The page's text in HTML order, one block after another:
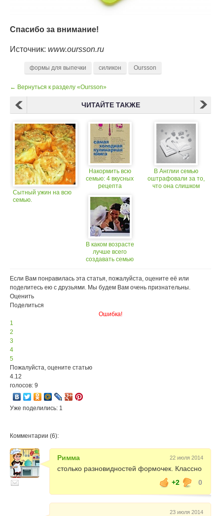
Спасибо за внимание!
Источник: www.oursson.ru
формы для выпечки силикон Oursson
← Вернуться к разделу «Oursson»
ЧИТАЙТЕ ТАКЖЕ
Сытный ужин на всю
семью.
Накормить всю
семью: 4 вкусных
рецепта
В каком возрасте
лучше всего
создавать семью
В Англии семью
оштрафовали за то,
что она слишком
Если Вам понравилась эта статья, пожалуйста, оцените её или
поделитесь ею с друзьями. Мы будем Вам очень признательны.
Оценить
Поделиться
Ошибка!
1
2
3
4
5
Пожалуйста, оцените статью
4.12
голосов: 9
Уже поделились: 1
Комментарии (6):
Римма 22 июля 2014
столько разновидностей формочек. Классно
+2
0
23 июля 2014